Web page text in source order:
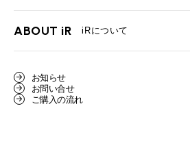
BMWミニ買取査定依頼
ローバーミニ買取査定依頼
最近の修理実績
User's Voice 購入者様の声
Part's Report
TOP
ローバーミニナレッジ
ABOUT iR iRについて
スタッフ紹介
お知らせ
お問い合せ
ご購入の流れ